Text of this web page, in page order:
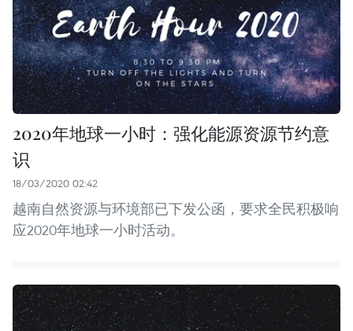
2020年地球一小时：强化能源资源节约意
识
18/03/2020 02:42
越南自然资源与环境部已下发公函，要求全民积极响
应2020年地球一小时活动。